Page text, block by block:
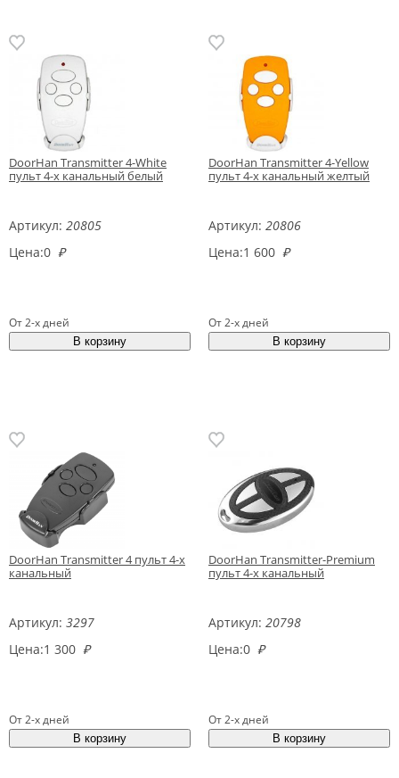
DoorHan Transmitter 4-White
пульт 4-х канальный белый
Артикул: 20805
Цена:0 ₽
От 2-х дней
DoorHan Transmitter 4-Yellow
пульт 4-х канальный желтый
Артикул: 20806
Цена:1 600 ₽
От 2-х дней
DoorHan Transmitter 4 пульт 4-х
канальный
Артикул: 3297
Цена:1 300 ₽
От 2-х дней
DoorHan Transmitter-Premium
пульт 4-х канальный
Артикул: 20798
Цена:0 ₽
От 2-х дней